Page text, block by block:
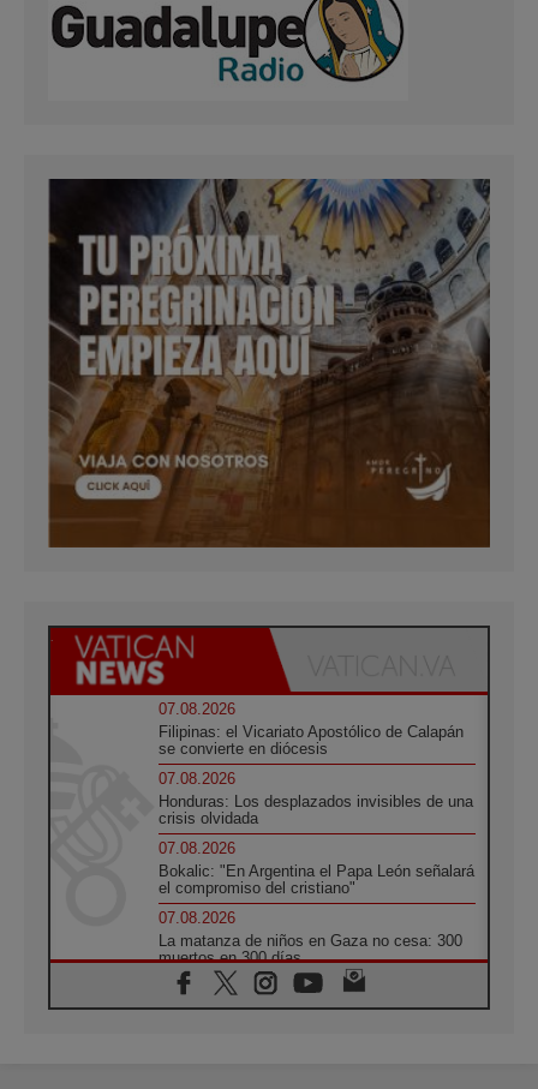
07.08.2026
Filipinas: el Vicariato Apostólico de Calapán
se convierte en diócesis
07.08.2026
Honduras: Los desplazados invisibles de una
crisis olvidada
07.08.2026
Bokalic: "En Argentina el Papa León señalará
el compromiso del cristiano"
07.08.2026
La matanza de niños en Gaza no cesa: 300
muertos en 300 días
07.08.2026
Tagle: La guerra desfigura el mundo, solo la